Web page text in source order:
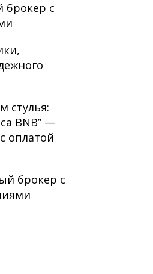
с
стулья:
BNB” —
оплатой
брокер с